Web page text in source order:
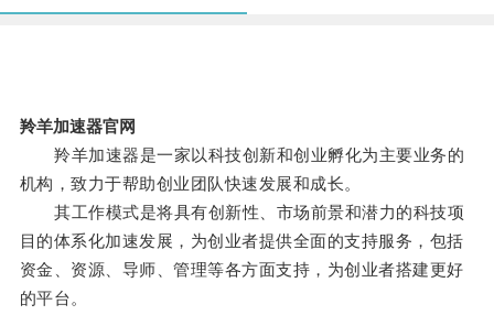
羚羊加速器官网
羚羊加速器是一家以科技创新和创业孵化为主要业务的
机构，致力于帮助创业团队快速发展和成长。
其工作模式是将具有创新性、市场前景和潜力的科技项
目的体系化加速发展，为创业者提供全面的支持服务，包括
资金、资源、导师、管理等各方面支持，为创业者搭建更好
的平台。